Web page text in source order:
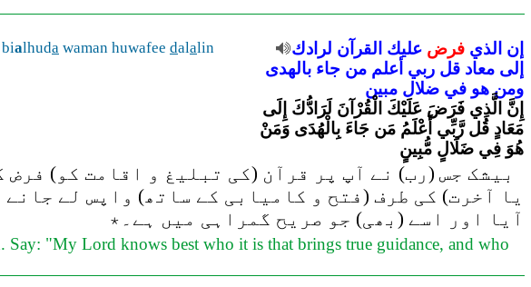
bialhuda waman huwafee dalalin
إن الذي فرض عليك القرآن لرادك
إلى معاد قل ربي أعلم من جاء بالهدى
ومن هو في ضلال مبين
إِنَّ الَّذِي فَرَضَ عَلَيْكَ الْقُرْآنَ لَرَادُّكَ إِلَى
مَعَادٍ قُل رَّبِّي أَعْلَمُ مَن جَاءَ بِالْهُدَى وَمَنْ
هُوَ فِي ضَلَالٍ مُّبِينٍ
بیشک جس (رب) نے آپ پر قرآن (کی تبلیغ و اقامت کو)
یا آخرت) کی طرف (فتح و کامیابی کے ساتھ) واپس لے
آیا اور اسے (بھی) جو صریح گمراہی میں ہے۔٭
"My Lord knows best who it is that brings true guidance, and who